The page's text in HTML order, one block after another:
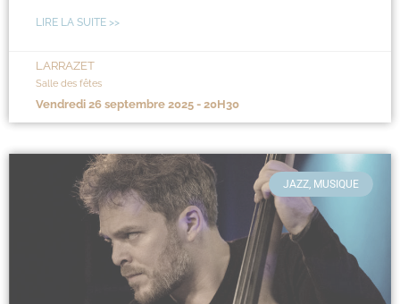
LIRE LA SUITE >>
LARRAZET
Salle des fêtes
vendredi 26 septembre 2025 - 20H30
JAZZ, MUSIQUE